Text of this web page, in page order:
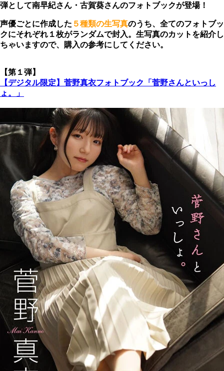
弾として南早紀さん・古賀葵さんのフォトブックが登場！
声優ごとに作成した ５種類の生写真のうち、全てのフォトブッ
クにそれぞれ１枚がランダムで封入。生写真のカットを紹介し
ちゃいますので、購入の参考にしてください。
【第１弾】
【デジタル限定】菅野真衣フォトブック「菅野さんといっし
ょ。」